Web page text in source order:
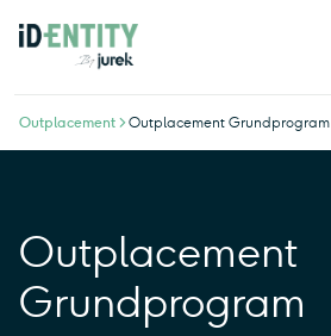
Öppna utbildningar
Outplacement
Outplacement >Outplacement Grundprogram
Outplacement
Grundprogram